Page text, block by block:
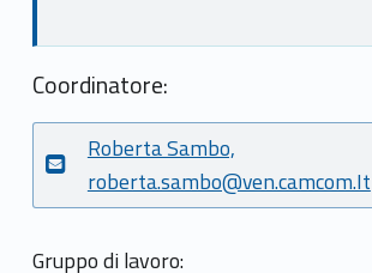
o
n
e
i
n
Coordinatore:
Roberta Sambo,
roberta.sambo@ven.camcom.It
Gruppo di lavoro: